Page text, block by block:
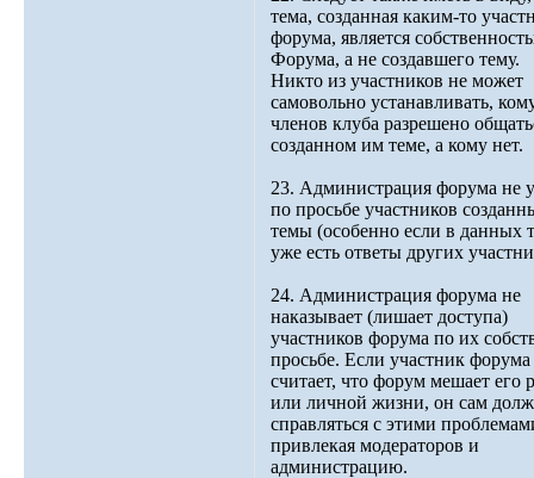
тема, созданная каким-то
форума, является
Форума, а не создавшего тему.
Никто из участников не может
самовольно устанавливать,
членов клуба разрешено
созданном им теме, а кому нет.
23. Администрация форума не
по просьбе участников
темы (особенно если в данных
уже есть ответы других
24. Администрация форума не
наказывает (лишает доступа)
участников форума по их
просьбе. Если участник форума
считает, что форум мешает его
или личной жизни, он сам
справляться с этими
привлекая модераторов и
администрацию.